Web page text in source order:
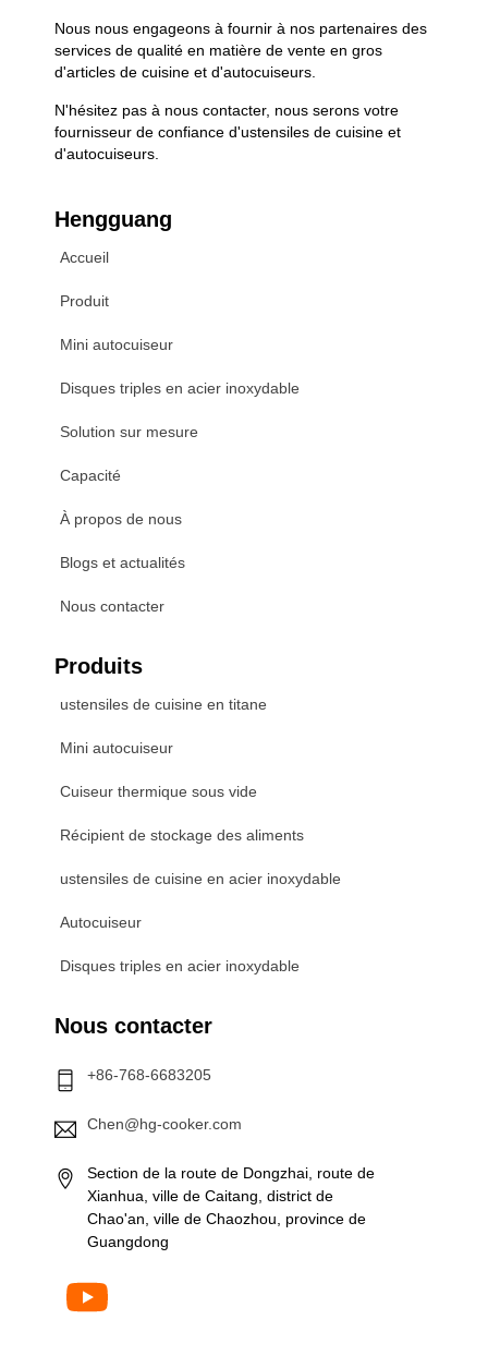
Nous nous engageons à fournir à nos partenaires des
services de qualité en matière de vente en gros
d'articles de cuisine et d'autocuiseurs.
N'hésitez pas à nous contacter, nous serons votre
fournisseur de confiance d'ustensiles de cuisine et
d'autocuiseurs.
Hengguang
Accueil
Produit
Mini autocuiseur
Disques triples en acier inoxydable
Solution sur mesure
Capacité
À propos de nous
Blogs et actualités
Nous contacter
Produits
ustensiles de cuisine en titane
Mini autocuiseur
Cuiseur thermique sous vide
Récipient de stockage des aliments
ustensiles de cuisine en acier inoxydable
Autocuiseur
Disques triples en acier inoxydable
Nous contacter
+86-768-6683205
Chen@hg-cooker.com
Section de la route de Dongzhai, route de
Xianhua, ville de Caitang, district de
Chao'an, ville de Chaozhou, province de
Guangdong